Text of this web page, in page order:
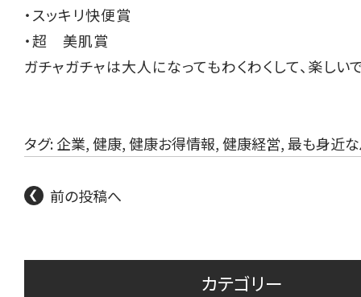
・スッキリ快便賞
・超 美肌賞
ガチャガチャは大人になってもわくわくして、楽しい
タグ:企業,健康,健康お得情報,健康経営,最も身近
前の投稿へ
カテゴリー